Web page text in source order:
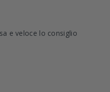
e veloce lo consiglio